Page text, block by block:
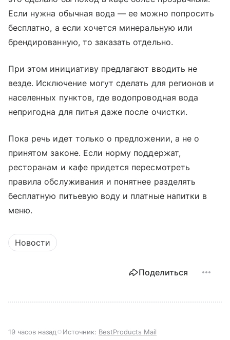
Если нужна обычная вода — ее можно попросить
бесплатно, а если хочется минеральную или
брендированную, то заказать отдельно.
При этом инициативу предлагают вводить не
везде. Исключение могут сделать для регионов и
населенных пунктов, где водопроводная вода
непригодна для питья даже после очистки.
Пока речь идет только о предложении, а не о
принятом законе. Если норму поддержат,
ресторанам и кафе придется пересмотреть
правила обслуживания и понятнее разделять
бесплатную питьевую воду и платные напитки в
меню.
Новости
Поделиться
19 часов назад Источник: BestProducts Mail